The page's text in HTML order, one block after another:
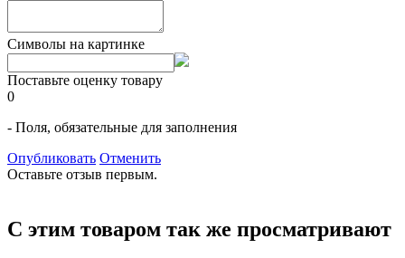
Символы на картинке
Поставьте оценку товару
0
- Поля, обязательные для заполнения
Опубликовать Отменить
Оставьте отзыв первым.
С этим товаром так же просматривают